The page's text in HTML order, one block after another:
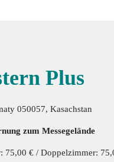
Plus
050057, Kasachstan
zum Messegelände
75,00 € / Doppelzimmer: